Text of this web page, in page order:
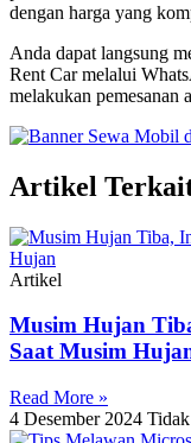
dengan harga yang
Anda dapat langsung
Rent Car melalui
melakukan pemesanan
Artikel
Artikel
Musim Hujan
Saat Musim
Read More »
4 Desember 2024